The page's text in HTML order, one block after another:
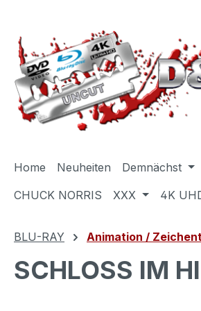
Home Neuheiten Demnächst
CHUCK NORRIS
XXX 4K
BLU-RAY Animation /
SCHLOSS IM